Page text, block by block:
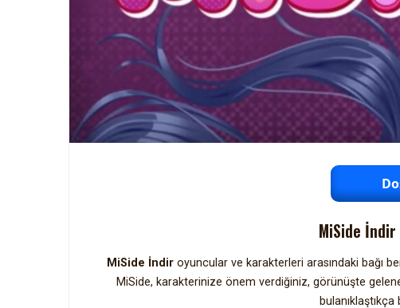
MiSide İndir
MiSide İndiroyuncular ve karakterleri arasındaki bağı
MiSide, karakterinize önem verdiğiniz, görünüşte